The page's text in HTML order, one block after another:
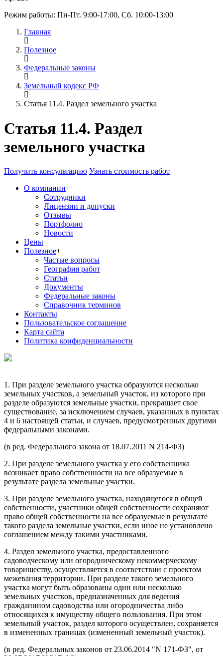
Режим работы: Пн-Пт. 9:00-17:00, Сб. 10:00-13:00
Главная
Полезное
Федеральные законы
Земельный кодекс РФ
Статья 11.4. Раздел земельного участка
Статья 11.4. Раздел
земельного участка
Получить консультацию Узнать стоимость работ
О компании+
Сотрудники
Лицензии и допуски
Отзывы
Портфолио
Новости
Цены
Полезное+
Частые вопросы
География работ
Статьи
Документы
Федеральные законы
Справочник терминов
Контакты
Пользовательское соглашение
Карта сайта
Политика конфиденциальности
1. При разделе земельного участка образуются несколько
земельных участков, а земельный участок, из которого при
разделе образуются земельные участки, прекращает свое
существование, за исключением случаев, указанных в пунктах
4 и 6 настоящей статьи, и случаев, предусмотренных другими
федеральными законами.
(в ред. Федерального закона от 18.07.2011 N 214-ФЗ)
2. При разделе земельного участка у его собственника
возникает право собственности на все образуемые в
результате раздела земельные участки.
3. При разделе земельного участка, находящегося в общей
собственности, участники общей собственности сохраняют
право общей собственности на все образуемые в результате
такого раздела земельные участки, если иное не установлено
соглашением между такими участниками.
4. Раздел земельного участка, предоставленного
садоводческому или огородническому некоммерческому
товариществу, осуществляется в соответствии с проектом
межевания территории. При разделе такого земельного
участка могут быть образованы один или несколько
земельных участков, предназначенных для ведения
гражданином садоводства или огородничества либо
относящихся к имуществу общего пользования. При этом
земельный участок, раздел которого осуществлен, сохраняется
в измененных границах (измененный земельный участок).
(в ред. Федеральных законов от 23.06.2014
N 171-ФЗ , от